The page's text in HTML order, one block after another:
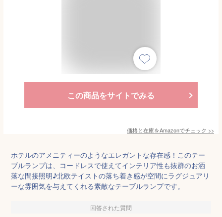
この商品をサイトでみる
価格と在庫をAmazonでチェック >>
ホテルのアメニティーのようなエレガントな存在感！このテー
ブルランプは、コードレスで使えてインテリア性も抜群のお洒
落な間接照明♪北欧テイストの落ち着き感が空間にラグジュアリ
ーな雰囲気を与えてくれる素敵なテーブルランプです。
回答された質問